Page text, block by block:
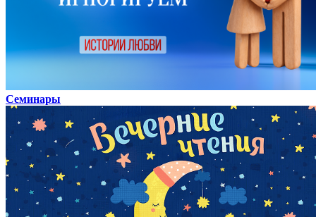
Семинары